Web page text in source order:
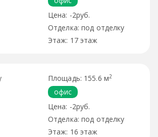
-2руб.
под отделку
17 этаж
155.6 м2
офис
-2руб.
под отделку
16 этаж